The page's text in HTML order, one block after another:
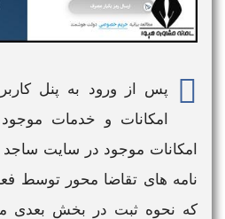
پس از ورود به پنل
امکانات و خدمات موجود
امکانات موجود در سایت ساجد
نامه های تقاضا محور توسط
که نحوه ثبت در بخش بعدی